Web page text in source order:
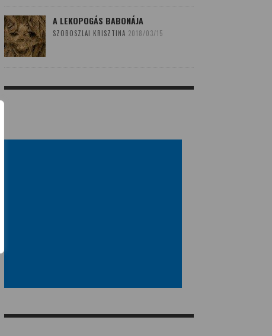
A LEKOPOGÁS BABONÁJA
SZOBOSZLAI KRISZTINA 2018/03/15